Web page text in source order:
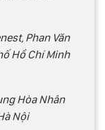
Phan Văn
Hồ Chí Minh
Hòa Nhân
Nội